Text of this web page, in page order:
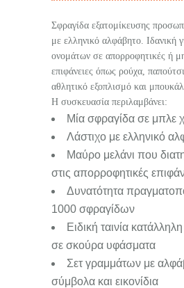
Σφραγίδα εξατομίκευσης
με ελληνικό αλφάβητο. Ιδανική
ονομάτων σε απορροφητικές ή
επιφάνειες όπως ρούχα,
αθλητικό εξοπλισμό και
Η συσκευασία περιλαμβάνει:
Μία σφραγίδα σε μπλε
Λάστιχο με ελληνικό
Μαύρο μελάνι που
στις απορροφητικές
Δυνατότητα
1000 σφραγίδων
Ειδική ταινία
σε σκούρα υφάσματα
Σετ γραμμάτων με
σύμβολα και εικονίδια